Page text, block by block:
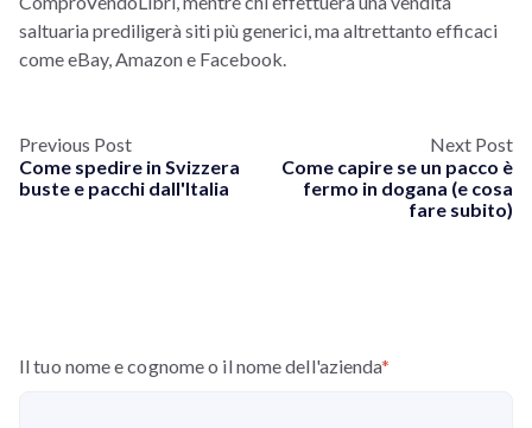
saltuaria prediligerà siti più generici, ma altrettanto efficaci
come eBay, Amazon e Facebook.
Previous Post
Come spedire in Svizzera
buste e pacchi dall'Italia
Next Post
Come capire se un pacco è
fermo in dogana (e cosa
fare subito)
Il tuo nome e cognome o il nome dell'azienda*